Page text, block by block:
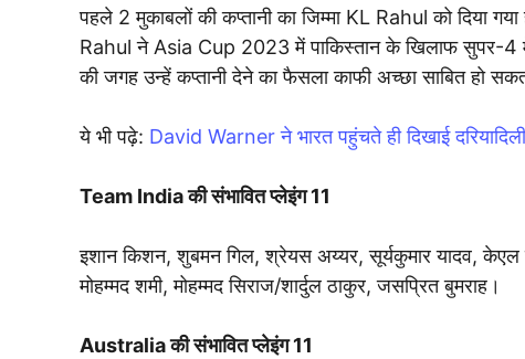
पहले 2 मुकाबलों की कप्तानी का जिम्मा KL Rahul को दिया
Rahul ने Asia Cup 2023 में पाकिस्तान के खिलाफ सुपर-4
की जगह उन्हें कप्तानी देने का फैसला काफी अच्छा साबित हो
ये भी पढ़े: David Warner ने भारत पहुंचते ही दिखाई
Team India की संभावित प्लेइंग 11
इशान किशन, शुबमन गिल, श्रेयस अय्यर, सूर्यकुमार यादव,
मोहम्मद शमी, मोहम्मद सिराज/शार्दुल ठाकुर, जसप्रित बुमराह।
Australia की संभावित प्लेइंग 11